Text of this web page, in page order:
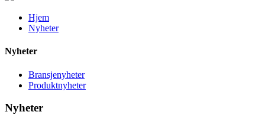
Hjem
Nyheter
Nyheter
Bransjenyheter
Produktnyheter
Nyheter